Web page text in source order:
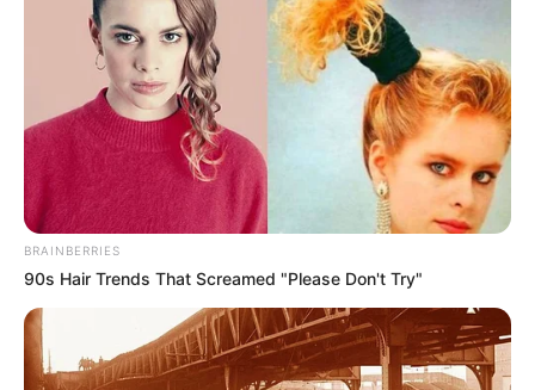
BRAINBERRIES
90s Hair Trends That Screamed "Please Don't Try"